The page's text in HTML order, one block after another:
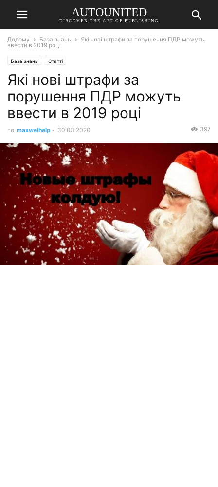
AUTOUNITED
DISCOVER THE ART OF PUBLISHING
Додому База знань
Які нові штрафи за порушення ПДР можуть
ввести в 2019 році
База знань Статті
Які нові штрафи за
порушення ПДР можуть
ввести в 2019 році
по maxwelhelp - 30.03.2020 397